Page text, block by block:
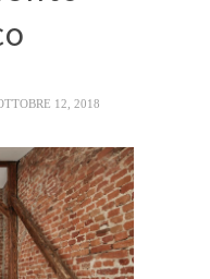
12, 2018